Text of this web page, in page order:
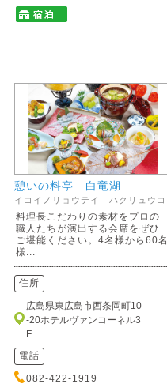
憩いの料亭 白竜湖
イコイノリョウテイ ハクリュウコ
料理長こだわりの素材をプロの
職人たちが演出する会席をぜひ
ご堪能ください。4名様から60名
様...
住所
広島県東広島市西条岡町10
-20ホテルヴァンコーネル3
F
電話
082-422-1919